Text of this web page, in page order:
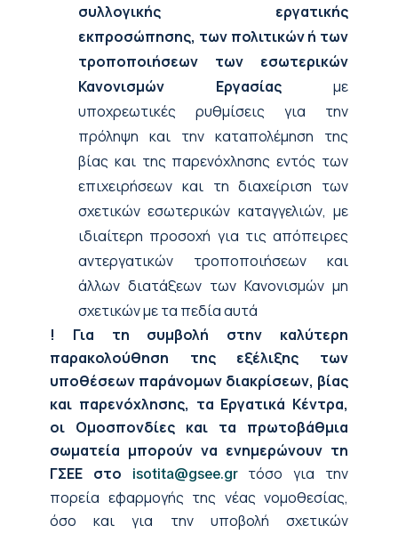
συλλογικής εργατικής
εκπροσώπησης, των πολιτικών ή των
τροποποιήσεων των εσωτερικών
Κανονισμών Εργασίας με
υποχρεωτικές ρυθμίσεις για την
πρόληψη και την καταπολέμηση της
βίας και της παρενόχλησης εντός των
επιχειρήσεων και τη διαχείριση των
σχετικών εσωτερικών καταγγελιών, με
ιδιαίτερη προσοχή για τις απόπειρες
αντεργατικών τροποποιήσεων και
άλλων διατάξεων των Κανονισμών μη
σχετικών με τα πεδία αυτά
!
Για τη συμβολή στην καλύτερη
παρακολούθηση της εξέλιξης των
υποθέσεων παράνομων διακρίσεων, βίας
και παρενόχλησης, τα Εργατικά Κέντρα,
οι Ομοσπονδίες και τα πρωτοβάθμια
σωματεία μπορούν να ενημερώνουν τη
ΓΣΕΕ στο isotita@gsee.grτόσο για την
πορεία εφαρμογής της νέας νομοθεσίας,
όσο και για την υποβολή σχετικών